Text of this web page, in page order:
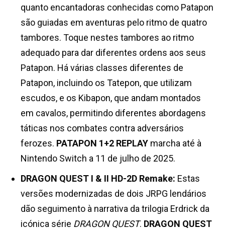
quanto encantadoras conhecidas como Patapon
são guiadas em aventuras pelo ritmo de quatro
tambores. Toque nestes tambores ao ritmo
adequado para dar diferentes ordens aos seus
Patapon. Há várias classes diferentes de
Patapon, incluindo os Tatepon, que utilizam
escudos, e os Kibapon, que andam montados
em cavalos, permitindo diferentes abordagens
táticas nos combates contra adversários
ferozes. PATAPON 1+2 REPLAY marcha até à
Nintendo Switch a 11 de julho de 2025.
DRAGON QUEST I & II HD-2D Remake: Estas
versões modernizadas de dois JRPG lendários
dão seguimento à narrativa da trilogia Erdrick da
icónica série DRAGON QUEST. DRAGON QUEST